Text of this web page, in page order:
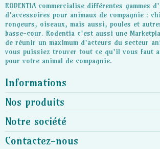
RODENTIA commercialise différentes gammes
d'accessoires pour animaux de compagnie :
rongeurs, oiseaux, mais aussi, poules et
basse-cour. Rodentia c'est aussi une
de réunir un maximum d'acteurs du secteur
vous puissiez trouver tout ce qu'il vous faut
pour votre animal de compagnie.
Informations
Nos produits
Notre société
Contactez-nous